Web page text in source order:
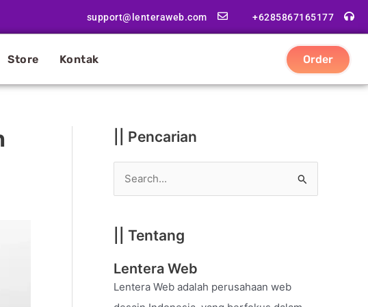
support@lenteraweb.com +6285867165177
Store Kontak Order
|| Pencarian
r
c
h
|| Tentang
Lentera Web
Lentera Web adalah perusahaan web
|
t
g
i